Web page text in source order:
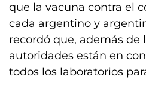
que la vacuna contra el
cada argentino y
recordó que, además de
autoridades están en
todos los laboratorios